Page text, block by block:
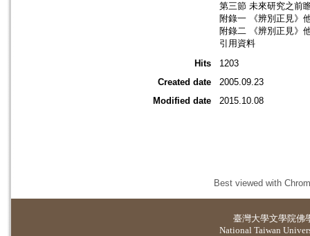
第三節 未來研究之前
附錄一 《辨別正見》
附錄二 《辨別正見》
引用資料
Hits
1203
Created date
2005.09.23
Modified date
2015.10.08
Best viewed with
臺灣大學文學院佛
National Taiwan